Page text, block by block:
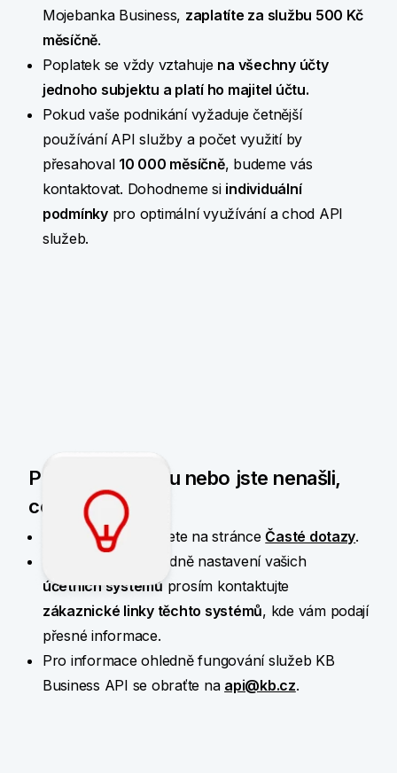
Mojebanka Business, zaplatíte za službu 500 Kč
měsíčně.
Poplatek se vždy vztahuje na všechny účty
jednoho subjektu a platí ho majitel účtu.
Pokud vaše podnikání vyžaduje četnější
používání API služby a počet využití by
přesahoval 10 000 měsíčně, budeme vás
kontaktovat. Dohodneme si individuální
podmínkypro optimální využívání a chod API
služeb.
Potřebujete radu nebo jste nenašli,
co jste hledali?
Více informací najdete na stránceČasté dotazy.
Pro informace ohledně nastavení vašich
účetních systémů prosím kontaktujte
zákaznické linky těchto systémů, kde vám podají
přesné informace.
Pro informace ohledně fungování služeb KB
Business API se obraťte na api@kb.cz.